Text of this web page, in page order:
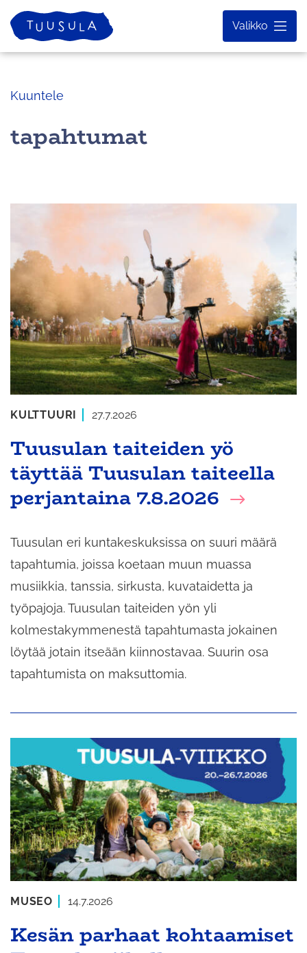
Siirry
sisältöön
Etusivu
Valikko
Kuuntele
tapahtumat
Tuusulan taiteiden yö
täyttää Tuusulan taiteella
perjantaina 7.8.2026
KULTTUURI 27.7.2026
Tuusulan eri kuntakeskuksissa on suuri määrä
tapahtumia, joissa koetaan muun muassa
musiikkia, tanssia, sirkusta, kuvataidetta ja
työpajoja. Tuusulan taiteiden yön yli
kolmestakymmenestä tapahtumasta jokainen
löytää jotain itseään kiinnostavaa. Suurin osa
tapahtumista on maksuttomia.
Kesän parhaat kohtaamiset
MUSEO 14.7.2026